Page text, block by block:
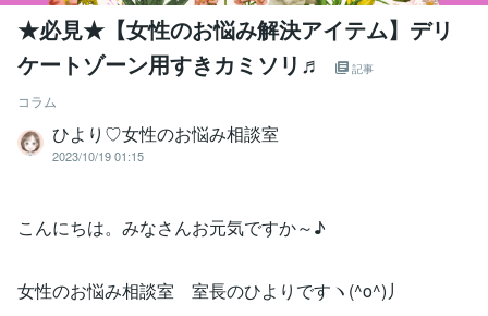
★必見★【女性のお悩み解決アイテム】デリ
ケートゾーン用すきカミソリ♬
記事
コラム
ひより♡女性のお悩み相談室
2023/10/19 01:15
こんにちは。みなさんお元気ですか～♪
女性のお悩み相談室 室長のひよりですヽ(^o^)丿